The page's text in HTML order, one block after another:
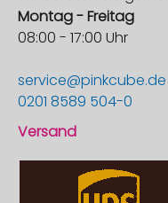
Montag - Freitag
08:00 - 17:00 Uhr
service@pinkcube.de
0201 8589 504-0
Versand